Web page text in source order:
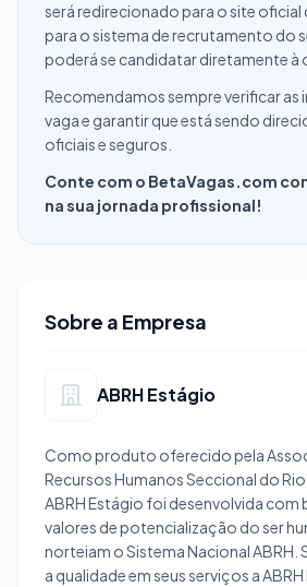
será redirecionado para o site oficial
para o sistema de recrutamento do
poderá se candidatar diretamente à
Recomendamos sempre verificar
vaga e garantir que está sendo
oficiais e seguros.
Conte com o BetaVagas.com
na sua jornada profissional!
Sobre a Empresa
ABRH Estágio
Como produto oferecido pela
Recursos Humanos Seccional do
ABRH Estágio foi desenvolvida com
valores de potencialização do ser
norteiam o Sistema Nacional ABRH.
a qualidade em seus serviços a